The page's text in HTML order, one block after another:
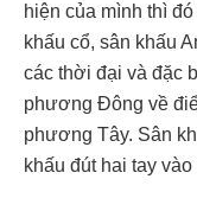
hiện của mình thì
khấu cổ, sân khấu
các thời đại và đặc
phương Đông về
phương Tây. Sân
khấu đút hai tay vào